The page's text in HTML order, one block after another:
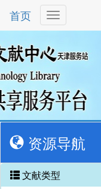
首页
资源导航
文献类型